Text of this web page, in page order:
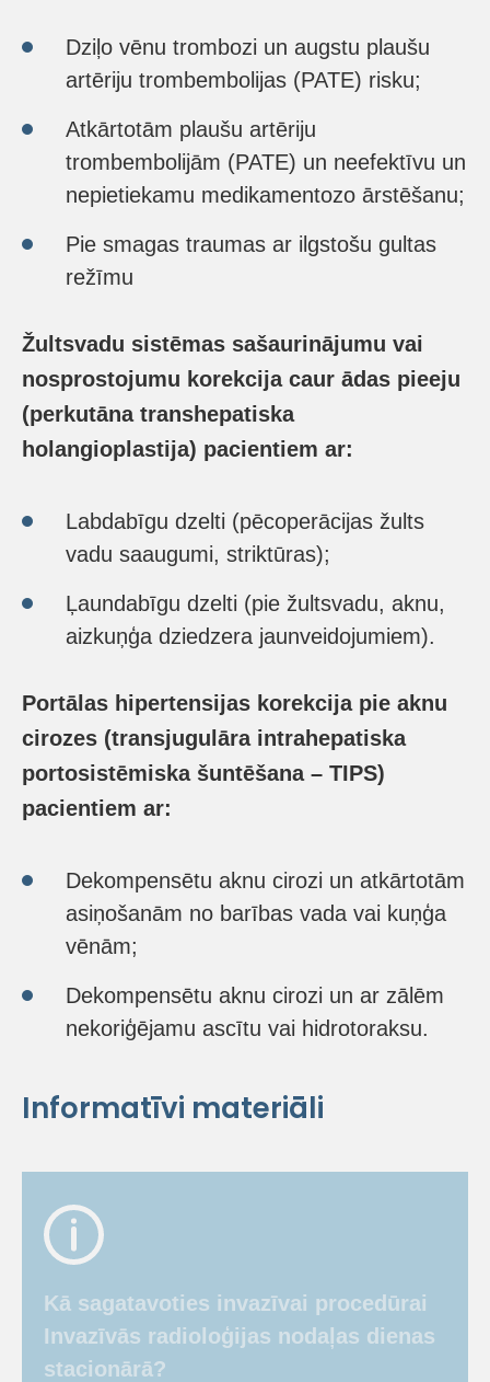
Dziļo vēnu trombozi un augstu plaušu
artēriju trombembolijas (PATE) risku;
Atkārtotām plaušu artēriju
trombembolijām (PATE) un neefektīvu un
nepietiekamu medikamentozo ārstēšanu;
Pie smagas traumas ar ilgstošu gultas
režīmu
Žultsvadu sistēmas sašaurinājumu vai
nosprostojumu korekcija caur ādas pieeju
(perkutāna transhepatiska
holangioplastija) pacientiem ar:
Labdabīgu dzelti (pēcoperācijas žults
vadu saaugumi, striktūras);
Ļaundabīgu dzelti (pie žultsvadu, aknu,
aizkuņģa dziedzera jaunveidojumiem).
Portālas hipertensijas korekcija pie aknu
cirozes (transjugulāra intrahepatiska
portosistēmiska šuntēšana – TIPS)
pacientiem ar:
Dekompensētu aknu cirozi un atkārtotām
asiņošanām no barības vada vai kuņģa
vēnām;
Dekompensētu aknu cirozi un ar zālēm
nekoriģējamu ascītu vai hidrotoraksu.
Informatīvi materiāli
Kā sagatavoties invazīvai procedūrai
Invazīvās radioloģijas nodaļas dienas
stacionārā?